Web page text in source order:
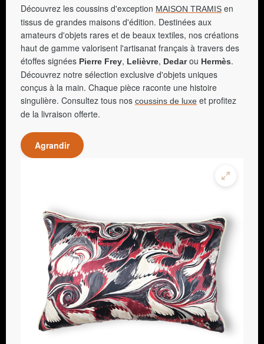
Découvrez les coussins d'exception MAISON TRAMIS en
tissus de grandes maisons d'édition. Destinées aux
amateurs d'objets rares et de beaux textiles, nos créations
haut de gamme valorisent l'artisanat français à travers des
étoffes signées Pierre Frey, Lelièvre, Dedarou Hermès.
Découvrez notre sélection exclusive d'objets uniques
conçus à la main. Chaque pièce raconte une histoire
singulière. Consultez tous nos coussins de luxe et profitez
de la livraison offerte.
Agrandir